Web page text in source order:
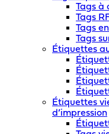
Tags à
Tags
Tags
Tags
Étiquettes
Étiquettes
d’impression